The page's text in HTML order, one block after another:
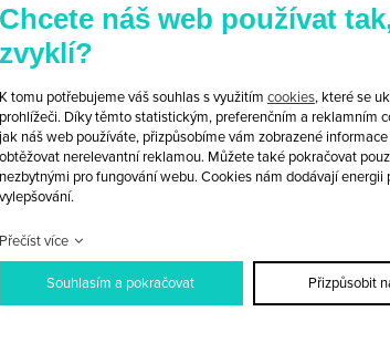
KÓD: MAZDA 12
CENA: 340 KČ
CENA:
PŘIDAT DO KOŠÍKU DETAIL
Chcete náš web používat
zvyklí?
K tomu potřebujeme váš souhlas s využitím cookies, které se
prohlížeči. Díky těmto statistickým, preferenčním a reklamním
jak náš web používáte, přizpůsobíme vám zobrazené
obtěžovat nerelevantní reklamou. Můžete také pokračovat
nezbytnými pro fungování webu. Cookies nám dodávají energii
vylepšování.
Přečíst více
Souhlasím a pokračovat Přizpůsobit